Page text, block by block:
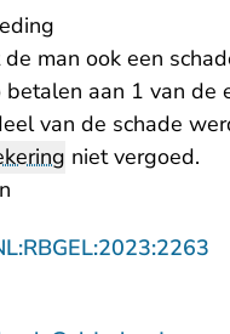
man ook een
aan 1 van de
van de schade
niet vergoed.